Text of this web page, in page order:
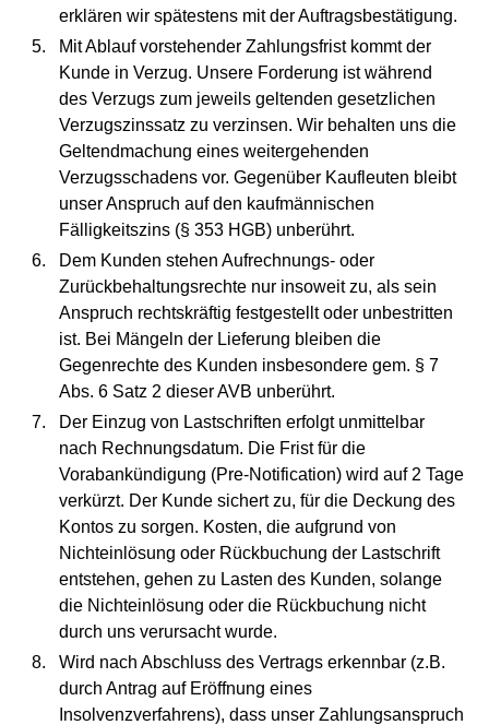
erklären wir spätestens mit der Auftragsbestätigung.
Mit Ablauf vorstehender Zahlungsfrist kommt der
Kunde in Verzug. Unsere Forderung ist während
des Verzugs zum jeweils geltenden gesetzlichen
Verzugszinssatz zu verzinsen. Wir behalten uns die
Geltendmachung eines weitergehenden
Verzugsschadens vor. Gegenüber Kaufleuten bleibt
unser Anspruch auf den kaufmännischen
Fälligkeitszins (§ 353 HGB) unberührt.
Dem Kunden stehen Aufrechnungs- oder
Zurückbehaltungsrechte nur insoweit zu, als sein
Anspruch rechtskräftig festgestellt oder unbestritten
ist. Bei Mängeln der Lieferung bleiben die
Gegenrechte des Kunden insbesondere gem. § 7
Abs. 6 Satz 2 dieser AVB unberührt.
Der Einzug von Lastschriften erfolgt unmittelbar
nach Rechnungsdatum. Die Frist für die
Vorabankündigung (Pre-Notification) wird auf 2 Tage
verkürzt. Der Kunde sichert zu, für die Deckung des
Kontos zu sorgen. Kosten, die aufgrund von
Nichteinlösung oder Rückbuchung der Lastschrift
entstehen, gehen zu Lasten des Kunden, solange
die Nichteinlösung oder die Rückbuchung nicht
durch uns verursacht wurde.
Wird nach Abschluss des Vertrags erkennbar (z.B.
durch Antrag auf Eröffnung eines
Insolvenzverfahrens), dass unser Zahlungsanspruch